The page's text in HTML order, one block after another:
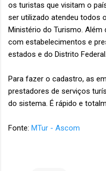
os turistas que visitam o
ser utilizado atendeu todos
Ministério do Turismo.
com estabelecimentos e
estados e do Distrito Federal.
Para fazer o cadastro, as
prestadores de serviços
do sistema. É rápido e
Fonte: MTur - Ascom